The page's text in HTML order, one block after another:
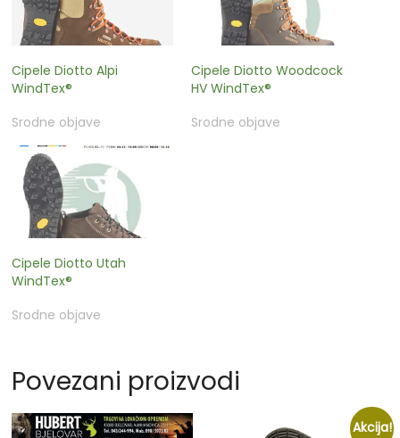
Cipele Diotto Alpi
WindTex®
Srodne objave
Cipele Diotto Woodcock
HV WindTex®
Srodne objave
Cipele Diotto Utah
WindTex®
Srodne objave
Povezani proizvodi
Akcija!